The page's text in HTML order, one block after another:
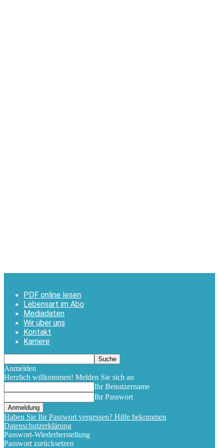
PDF online lesen
Lebensart im Abo
Mediadaten
Wir über uns
Kontakt
Karriere
Anmelden
Herzlich willkommen! Melden Sie sich an
Ihr Benutzername
Ihr Passwort
Haben Sie Ihr Passwort vergessen? Hilfe bekommen
Datenschutzerklärung
Passwort-Wiederherstellung
Passwort zurücksetzen